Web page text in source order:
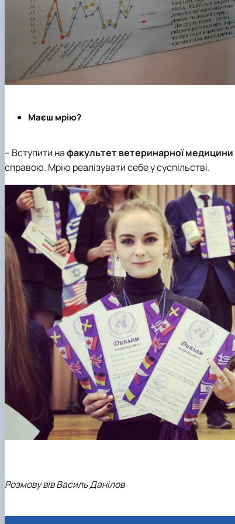
Маєш мрію?
– Вступити нафакультет ветеринарної медицини
справою. Мрію реалізувати себе у суспільстві.
Розмову вів Василь Данілов